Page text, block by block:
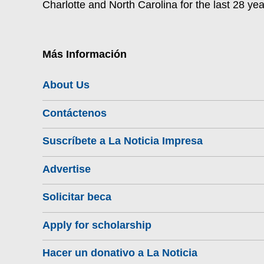
Charlotte and North Carolina for the last 28
Más Información
About Us
Contáctenos
Suscríbete a La Noticia Impresa
Advertise
Solicitar beca
Apply for scholarship
Hacer un donativo a La Noticia